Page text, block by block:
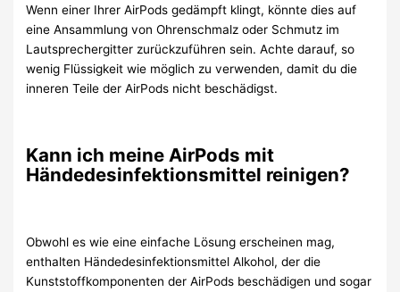
Wenn einer Ihrer AirPods gedämpft klingt, könnte dies auf
eine Ansammlung von Ohrenschmalz oder Schmutz im
Lautsprechergitter zurückzuführen sein. Achte darauf, so
wenig Flüssigkeit wie möglich zu verwenden, damit du die
inneren Teile der AirPods nicht beschädigst.
Kann ich meine AirPods mit
Händedesinfektionsmittel reinigen?
Obwohl es wie eine einfache Lösung erscheinen mag,
enthalten Händedesinfektionsmittel Alkohol, der die
Kunststoffkomponenten der AirPods beschädigen und sogar